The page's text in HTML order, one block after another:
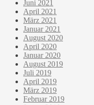
Juni 2021
April 2021
März 2021
Januar 2021
August 2020
April 2020
Januar 2020
August 2019
Juli 2019
April 2019
März 2019
Februar 2019